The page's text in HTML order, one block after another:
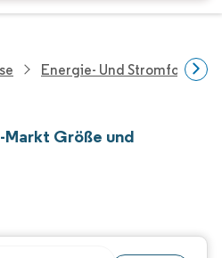
Energie- Und
Größe und